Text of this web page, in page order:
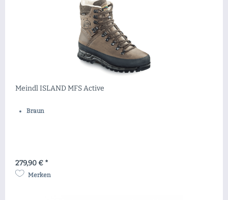
Meindl ISLAND MFS Active
Braun
279,90 € *
Merken